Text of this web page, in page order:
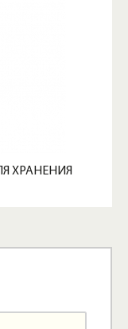
ХРАНЕНИЯ